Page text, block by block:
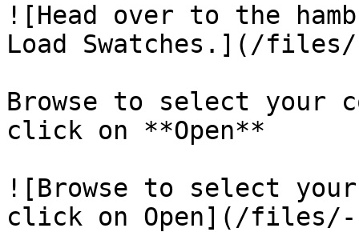
![Head over to the
Load Swatches.](/files/-
Browse to select your
click on **Open**
![Browse to select
click on Open](/files/-